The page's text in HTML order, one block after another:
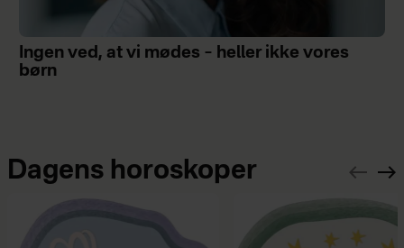
Ingen ved, at vi mødes – heller ikke vores
børn
Dagens horoskoper